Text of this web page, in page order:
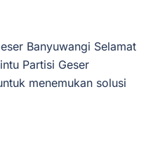
Banyuwangi Selamat
Partisi Geser
menemukan solusi